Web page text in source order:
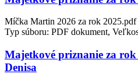
Míčka Martin 2026 za rok 2025.pdf
Typ súboru: PDF dokument,
Majetkové priznanie za
Denisa